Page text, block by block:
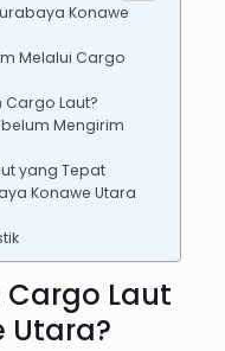
Konawe
Melalui Cargo
Laut?
Mengirim
yang Tepat
Konawe Utara
Laut
Utara?